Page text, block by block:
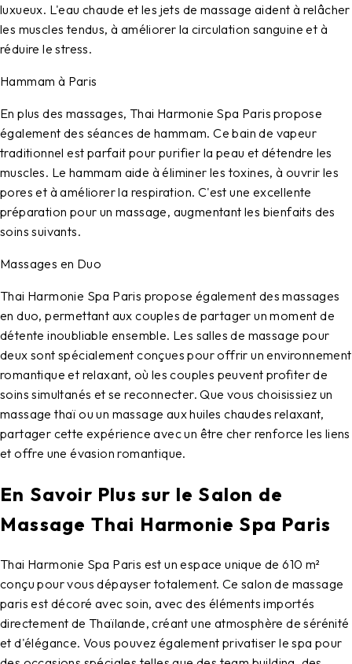
luxueux. L'eau chaude et les jets de massage aident à relâcher
les muscles tendus, à améliorer la circulation sanguine et à
réduire le stress.
Hammam à Paris
En plus des massages, Thai Harmonie Spa Paris propose
également des séances de hammam. Ce bain de vapeur
traditionnel est parfait pour purifier la peau et détendre les
muscles. Le hammam aide à éliminer les toxines, à ouvrir les
pores et à améliorer la respiration. C'est une excellente
préparation pour un massage, augmentant les bienfaits des
soins suivants.
Massages en Duo
Thai Harmonie Spa Paris propose également des massages
en duo, permettant aux couples de partager un moment de
détente inoubliable ensemble. Les salles de massage pour
deux sont spécialement conçues pour offrir un environnement
romantique et relaxant, où les couples peuvent profiter de
soins simultanés et se reconnecter. Que vous choisissiez un
massage thaï ou un massage aux huiles chaudes relaxant,
partager cette expérience avec un être cher renforce les liens
et offre une évasion romantique.
En Savoir Plus sur le Salon de
Massage Thai Harmonie Spa Paris
Thai Harmonie Spa Paris est un espace unique de 610 m²
conçu pour vous dépayser totalement. Ce salon de massage
paris est décoré avec soin, avec des éléments importés
directement de Thaïlande, créant une atmosphère de sérénité
et d'élégance. Vous pouvez également privatiser le spa pour